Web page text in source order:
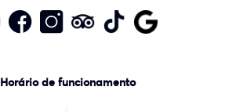
Horário de funcionamento